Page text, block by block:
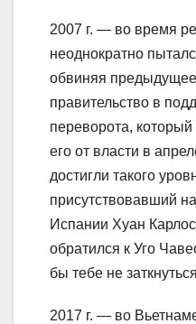
2007 г. — во время
неоднократно
обвиняя
правительство в
переворота,
его от власти в
достигли такого
присутствовавший
Испании Хуан
обратился к Уго
бы тебе не
2017 г. — во